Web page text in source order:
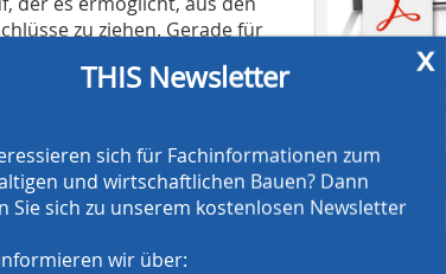
zu ziehen. Gerade für
konfrontiert sehen,
zu spät ist.
sind bei dieser Art von
Doch die
dass das Ausüben
Daten zunächst ausgelesen
Der
ein gravierendes
x
THIS Newsletter
sich für Fachinformationen zum
und wirtschaftlichen Bauen? Dann
Sie sich zu unserem kostenlosen Newsletter
wir über:
AT
CRUSHING
Anbieter